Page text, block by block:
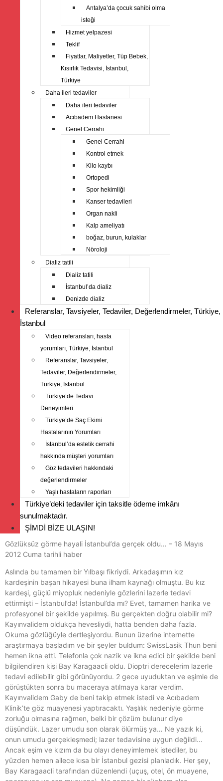
Antalya’da çocuk sahibi olma
isteği
Hizmet yelpazesi
Teklif
Fiyatlar, Maliyetler, Tüp Bebek,
Kısırlık Tedavisi, İstanbul,
Türkiye
Daha ileri tedaviler
Daha ileri tedaviler
Acıbadem Hastanesi
Genel Cerrahi
Genel Cerrahi
Kontrol etmek
Kilo kaybı
Ortopedi
Spor hekimliği
Kanser tedavileri
Organ nakli
Kalp ameliyatı
boğaz, burun, kulaklar
Nöroloji
Dializ tatili
Dializ tatili
İstanbul’da dializ
Denizde dializ
Referanslar, Tavsiyeler, Tedaviler, Değerlendirmeler, Türkiye,
İstanbul
Video referansları, hasta
yorumları, Türkiye, İstanbul
Referanslar, Tavsiyeler,
Tedaviler, Değerlendirmeler,
Türkiye, İstanbul
Türkiye’de Tedavi
Deneyimleri
Türkiye’de Saç Ekimi
Hastalarının Yorumları
İstanbul’da estetik cerrahi
hakkında müşteri yorumları
Göz tedavileri hakkındaki
değerlendirmeler
Yaşlı hastaların raporları
Türkiye’deki tedaviler için taksitle ödeme imkânı
sunulmaktadır.
ŞİMDİ BİZE ULAŞIN!
Gözlüksüz görme hayali İstanbul’da gerçek oldu… – 18 Mayıs
2012 Cuma tarihli haber
Aslında bu tamamen bir Yılbaşı fikriydi. Arkadaşımın kız
kardeşinin başarı hikayesi buna ilham kaynağı olmuştu. Bu kız
kardeşi, güçlü miyopluk nedeniyle gözlerini lazerle tedavi
ettirmişti – İstanbul’da! İstanbul’da mı? Evet, tamamen harika ve
profesyonel bir şekilde yapılmış. Bu gerçekten doğru olabilir mi?
Kayınvalidem oldukça hevesliydi, hatta benden daha fazla.
Okuma gözlüğüyle dertleşiyordu. Bunun üzerine internette
araştırmaya başladım ve bir şeyler buldum: SwissLasik Thun beni
hemen ikna etti. Telefonla çok nazik ve ikna edici bir şekilde beni
bilgilendiren kişi Bay Karagaacli oldu. Dioptri derecelerim lazerle
tedavi edilebilir gibi görünüyordu. 2 gece uyuduktan ve eşimle de
görüştükten sonra bu maceraya atılmaya karar verdim.
Kayınvalidem Gaby de beni takip etmek istedi ve Acıbadem
Klinik’te göz muayenesi yaptıracaktı. Yaşlılık nedeniyle görme
zorluğu olmasına rağmen, belki bir çözüm bulunur diye
düşündük. Lazer umudu son olarak ölürmüş ya… Ne yazık ki,
onun umudu gerçekleşmedi; lazer tedavisine uygun değildi…
Ancak eşim ve kızım da bu olayı deneyimlemek istediler, bu
yüzden hemen ailece kısa bir İstanbul gezisi planladık. Her şey,
Bay Karagaacli tarafından düzenlendi (uçuş, otel, ön muayene,